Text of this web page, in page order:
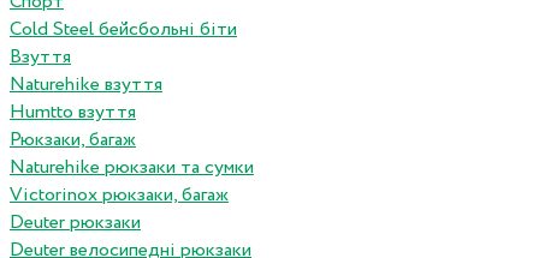
Cold Steel бейсбольні біти
Взуття
Naturehike взуття
Humtto взуття
Рюкзаки, багаж
Naturehike рюкзаки та сумки
Victorinox рюкзаки, багаж
Deuter рюкзаки
Deuter велосипедні рюкзаки